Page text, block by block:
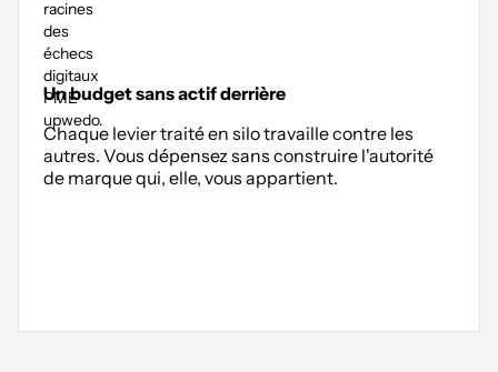
Un budget sans actif derrière
Chaque levier traité en silo travaille contre les
autres. Vous dépensez sans construire l'autorité
de marque qui, elle, vous appartient.